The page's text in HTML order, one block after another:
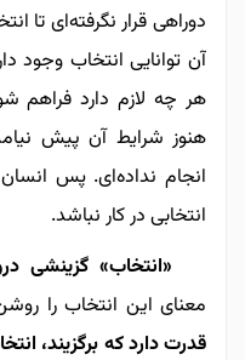
دوراهی قرار نگرفته‌ای تا
آن توانایی انتخاب وجود
هر چه لازم دارد فراهم
هنوز شرایط آن پیش
انجام نداده‌ای. پس
انتخابی در کار نباشد.
«انتخاب» گزینشی
معنای این انتخاب را
قدرت دارد که برگزیند،